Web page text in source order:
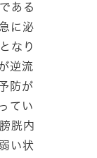
ある
に泌
なり
逆流
防が
てい
胱内
い状